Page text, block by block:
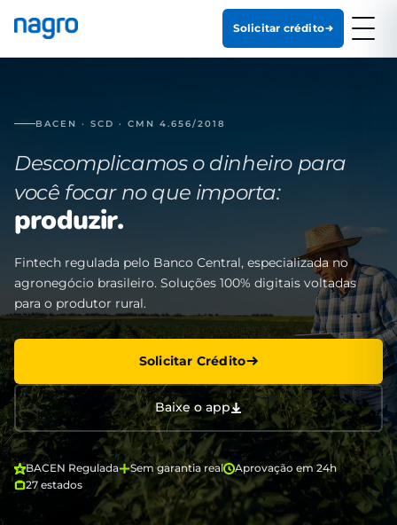
Solicitar crédito
BACEN · SCD · CMN 4.656/2018
Descomplicamos o dinheiro para
você focar no que importa:
produzir.
Fintech regulada pelo Banco Central, especializada no
agronegócio brasileiro. Soluções 100% digitais voltadas
para o produtor rural.
Solicitar Crédito
Baixe o app
BACEN Regulada Sem garantia real
Aprovação em 24h
27 estados